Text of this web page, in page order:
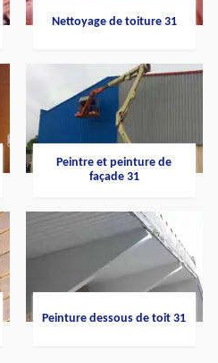
Nettoyage de toiture 31
Peintre et peinture de
façade 31
Peinture dessous de toit 31